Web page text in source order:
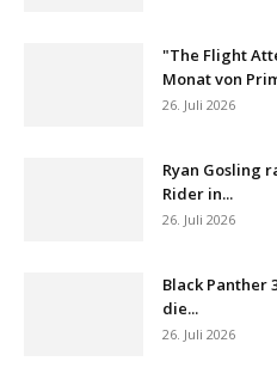
"The Flight
Monat von
26. Juli 2026
Ryan Gosling
Rider in...
26. Juli 2026
Black Panther
die...
26. Juli 2026